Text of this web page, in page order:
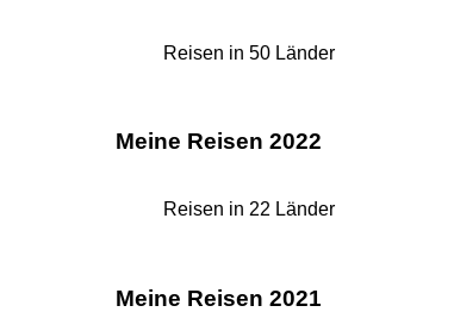
Reisen in 50 Länder
Meine Reisen 2022
Reisen in 22 Länder
Meine Reisen 2021